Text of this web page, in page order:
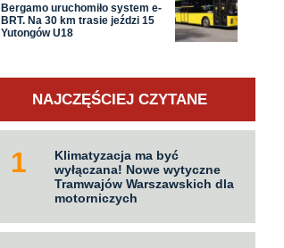
Bergamo uruchomiło system e-
BRT. Na 30 km trasie jeździ 15
Yutongów U18
NAJCZĘŚCIEJ CZYTANE
Klimatyzacja ma być
wyłączana! Nowe wytyczne
Tramwajów Warszawskich dla
motorniczych